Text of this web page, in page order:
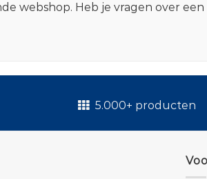
webshop. Heb je vragen over
5.000+ producten